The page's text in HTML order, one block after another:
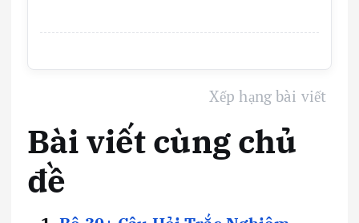
Xếp hạng bài viết
Bài viết cùng chủ
đề